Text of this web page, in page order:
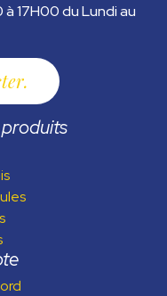
17H00 du Lundi au